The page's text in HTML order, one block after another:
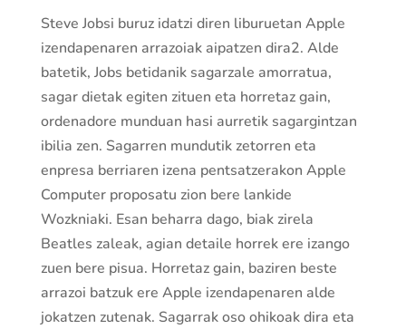
Steve Jobsi buruz idatzi diren liburuetan Apple
izendapenaren arrazoiak aipatzen dira2. Alde
batetik, Jobs betidanik sagarzale amorratua,
sagar dietak egiten zituen eta horretaz gain,
ordenadore munduan hasi aurretik sagargintzan
ibilia zen. Sagarren mundutik zetorren eta
enpresa berriaren izena pentsatzerakon Apple
Computer proposatu zion bere lankide
Wozkniaki. Esan beharra dago, biak zirela
Beatles zaleak, agian detaile horrek ere izango
zuen bere pisua. Horretaz gain, baziren beste
arrazoi batzuk ere Apple izendapenaren alde
jokatzen zutenak. Sagarrak oso ohikoak dira eta